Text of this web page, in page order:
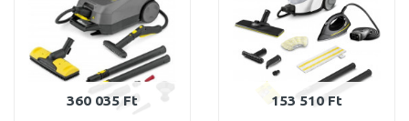
360 035 Ft 153 510 Ft